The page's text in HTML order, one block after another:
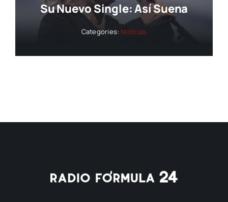
Su Nuevo Single: Así Suena
Categories: Noticias